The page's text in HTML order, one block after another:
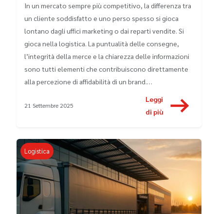
In un mercato sempre più competitivo, la differenza tra
un cliente soddisfatto e uno perso spesso si gioca
lontano dagli uffici marketing o dai reparti vendite. Si
gioca nella logistica. La puntualità delle consegne,
l’integrità della merce e la chiarezza delle informazioni
sono tutti elementi che contribuiscono direttamente
alla percezione di affidabilità di un brand.…
21 Settembre 2025
Leggi
di più
Logistica